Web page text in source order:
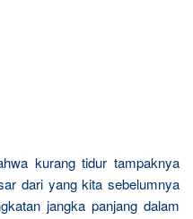
kurang tidur tampaknya
dari yang kita sebelumnya
jangka panjang dalam